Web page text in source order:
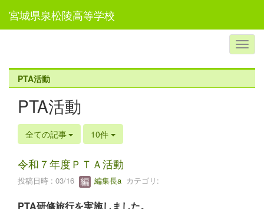
宮城県泉松陵高等学校
PTA活動
PTA活動
全ての記事 10件
令和７年度ＰＴＡ活動
投稿日時 : 03/16 編集長a カテゴリ:
PTA研修旅行を実施しました。